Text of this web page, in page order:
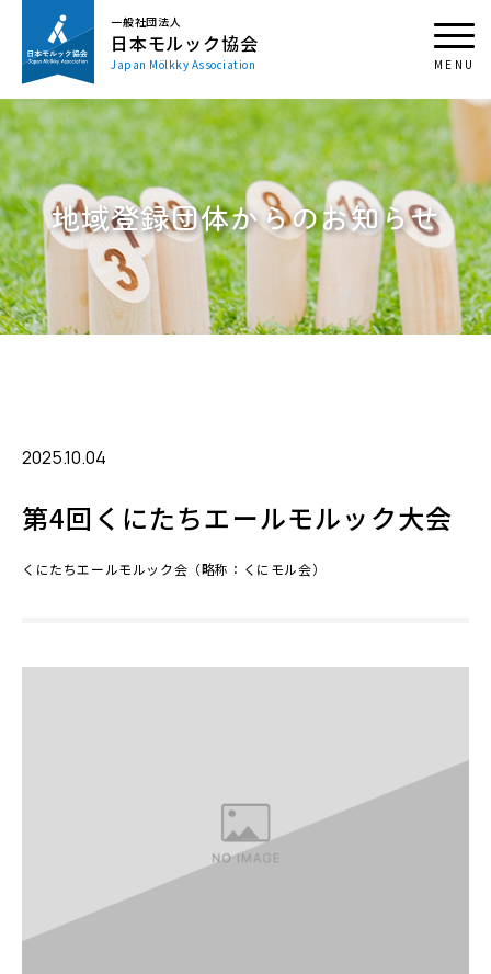
一般社団法人
日本モルック協会
Japan Mölkky Association
地域登録団体からのお知らせ
2025.10.04
第4回くにたちエールモルック大会
くにたちエールモルック会（略称：くにモル会）